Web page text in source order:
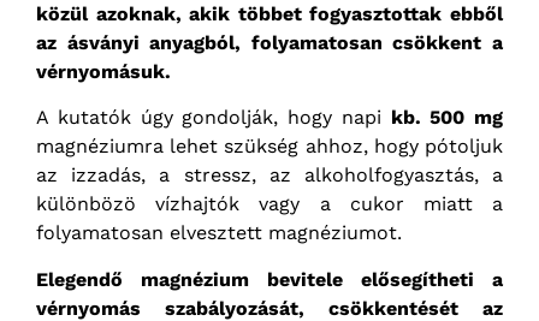
közül azoknak, akik többet fogyasztottak ebből
az ásványi anyagból, folyamatosan csökkent a
vérnyomásuk.
A kutatók úgy gondolják, hogy napi kb. 500 mg
magnéziumra lehet szükség ahhoz, hogy pótoljuk
az izzadás, a stressz, az alkoholfogyasztás, a
különbözö vízhajtók vagy a cukor miatt a
folyamatosan elvesztett magnéziumot.
Elegendő magnézium bevitele elősegítheti a
vérnyomás szabályozását, csökkentését az